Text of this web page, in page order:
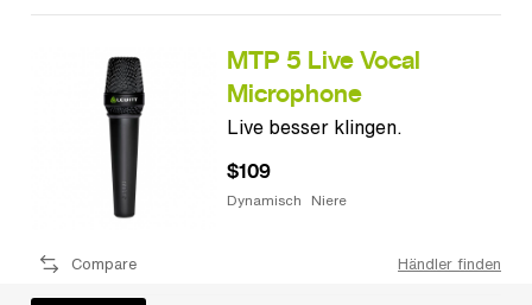
MTP 5 Live Vocal
Microphone
Live besser klingen.
$109
Dynamisch Niere
Compare Händler finden